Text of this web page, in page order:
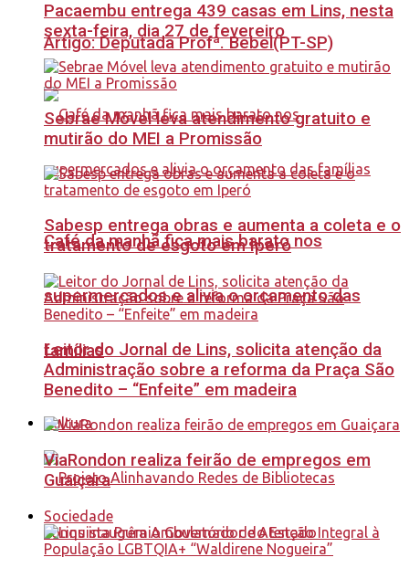
Artigo: Deputada Profª. Bebel(PT-SP)
Café da manhã fica mais barato nos
supermercados e alivia o orçamento das
famílias
Cultura
Pacaembu entrega 439 casas em Lins, nesta
sexta-feira, dia 27 de fevereiro
Sebrae Móvel leva atendimento gratuito e
mutirão do MEI a Promissão
Sabesp entrega obras e aumenta a coleta e o
tratamento de esgoto em Iperó
Leitor do Jornal de Lins, solicita atenção da
Administração sobre a reforma da Praça São
Benedito – “Enfeite” em madeira
ViaRondon realiza feirão de empregos em
Guaiçara
Sociedade